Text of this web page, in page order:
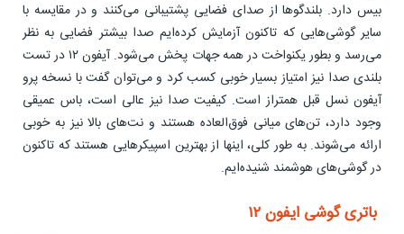
بیس دارد. بلندگوها از صدای فضایی پشتیبانی می‌کنند و در مقایسه با
سایر گوشی‌هایی که تاکنون آزمایش کرده‌ایم صدا بیشتر فضایی به نظر
می‌رسد و بطور یکنواخت در همه جهات پخش می‌شود. آیفون ۱۲ در تست
بلندی صدا نیز امتیاز بسیار خوبی کسب کرد و می‌توان گفت با نسخه پرو
آیفون نسل قبل همتراز است. کیفیت صدا نیز عالی است، باس عمیقی
وجود دارد، تن‌های میانی فوق‌العاده هستند و نت‌های بالا نیز به خوبی
ارائه می‌شوند. به طور کلی، اینها از بهترین اسپیکرهایی هستند که تاکنون
در گوشی‌های هوشمند شنیده‌ایم.
باتری گوشی ایفون ۱۲